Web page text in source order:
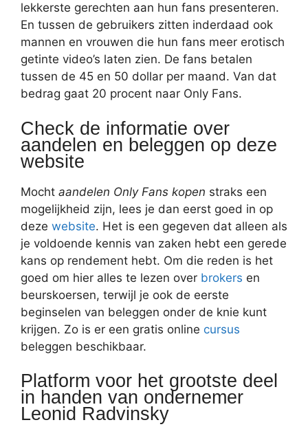
lekkerste gerechten aan hun fans presenteren.
En tussen de gebruikers zitten inderdaad ook
mannen en vrouwen die hun fans meer erotisch
getinte video’s laten zien. De fans betalen
tussen de 45 en 50 dollar per maand. Van dat
bedrag gaat 20 procent naar Only Fans.
Check de informatie over
aandelen en beleggen op deze
website
Mocht aandelen Only Fans kopen straks een
mogelijkheid zijn, lees je dan eerst goed in op
deze website. Het is een gegeven dat alleen als
je voldoende kennis van zaken hebt een gerede
kans op rendement hebt. Om die reden is het
goed om hier alles te lezen over brokers en
beurskoersen, terwijl je ook de eerste
beginselen van beleggen onder de knie kunt
krijgen. Zo is er een gratis online cursus
beleggen beschikbaar.
Platform voor het grootste deel
in handen van ondernemer
Leonid Radvinsky